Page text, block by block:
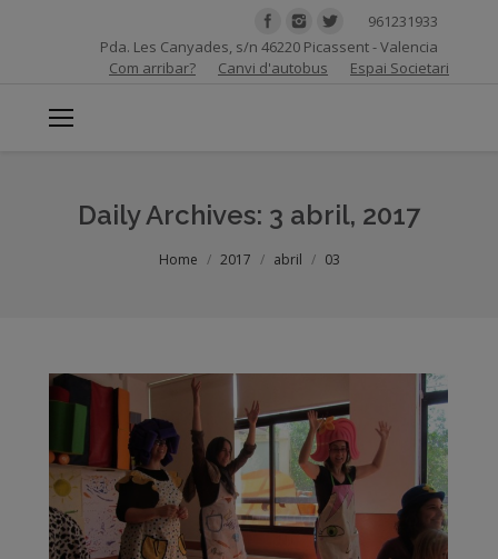
961231933
Pda. Les Canyades, s/n 46220 Picassent - Valencia
Com arribar?
Canvi d'autobus Espai Societari
Daily Archives: 3 abril, 2017
Home 2017 abril 03